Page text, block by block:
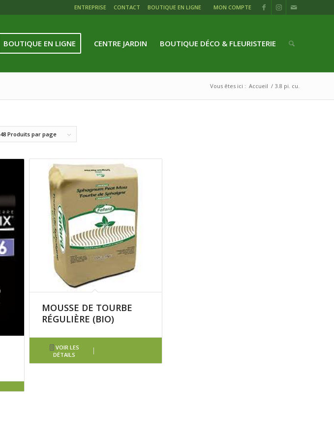
ENTREPRISE CONTACT BOUTIQUE EN LIGNE MON COMPTE
BOUTIQUE EN LIGNE CENTRE JARDIN BOUTIQUE DÉCO & FLEURISTERIE
Vous êtes ici : Accueil / 3.8 pi. cu.
48 Produits par page
MOUSSE DE TOURBE
RÉGULIÈRE (BIO)
VOIR LES
DÉTAILS